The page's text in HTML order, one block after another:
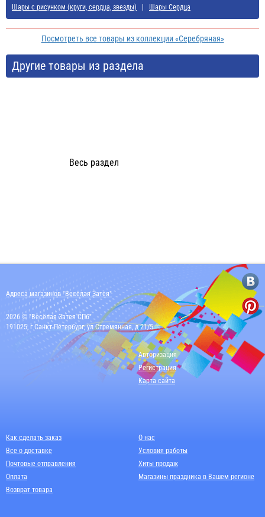
Шары с рисунком (круги, сердца, звезды)
Шары Сердца
Посмотреть все товары из коллекции «Серебряная»
Другие товары из раздела
Весь раздел
Адреса магазинов "Весёлая Затея"
2026 © "Весёлая Затея СПб"
191025, г Санкт-Петербург, ул Стремянная, д 21/5
Авторизация
Регистрация
Карта сайта
Как сделать заказ
Все о доставке
Почтовые отправления
Оплата
Возврат товара
О нас
Условия работы
Хиты продаж
Магазины праздника в Вашем регионе